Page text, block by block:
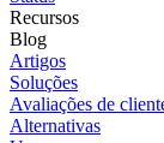
Recursos
Blog
Artigos
Soluções
Avaliações de
Alternativas